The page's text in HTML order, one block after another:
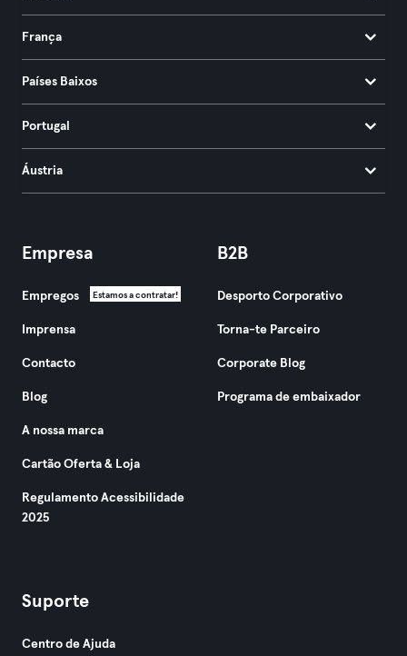
França
Países Baixos
Portugal
Áustria
Empresa
Empregos Estamos a contratar!
Imprensa
Contacto
Blog
A nossa marca
Cartão Oferta & Loja
Regulamento Acessibilidade
2025
B2B
Desporto Corporativo
Torna-te Parceiro
Corporate Blog
Programa de embaixador
Suporte
Centro de Ajuda